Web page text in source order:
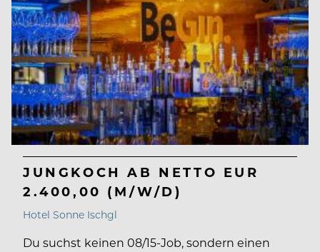
JUNGKOCH AB NETTO EUR
2.400,00 (M/W/D)
Hotel Sonne Ischgl
Du suchst keinen 08/15-Job, sondern einen